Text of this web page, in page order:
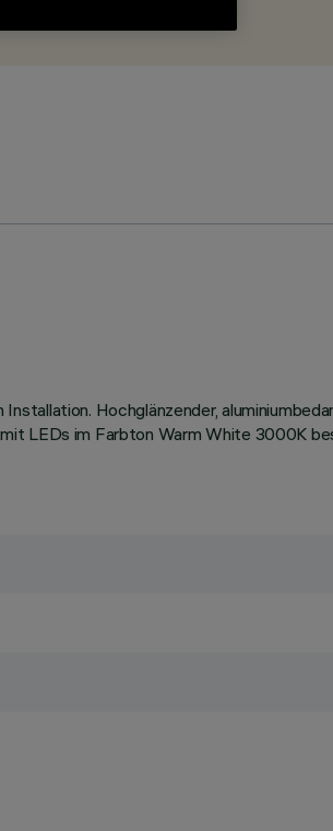
Hochglänzender,
LEDs im Farbton Warm White 3000K